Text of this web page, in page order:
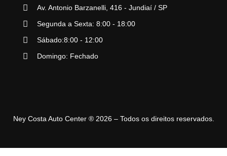
Av. Antonio Barzanelli, 416 - Jundiaí / SP
Segunda a Sexta: 8:00 - 18:00
Sábado:8:00 - 12:00
Domingo: Fechado
Ney Costa Auto Center ® 2026 – Todos os direitos reservados.